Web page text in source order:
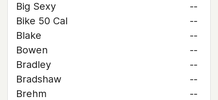
Big Sexy
--
Bike 50 Cal
--
Blake
--
Bowen
--
Bradley
--
Bradshaw
--
Brehm
--